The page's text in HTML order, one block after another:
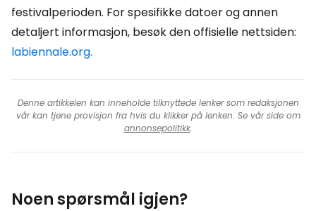
festivalperioden. For spesifikke datoer og annen
detaljert informasjon, besøk den offisielle nettsiden:
labiennale.org.
Denne artikkelen kan inneholde tilknyttede lenker som redaksjonen
vår kan tjene provisjon fra hvis du klikker på lenken. Se vår side om
annonsepolitikk.
Noen spørsmål igjen?